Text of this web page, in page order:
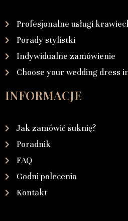
Profesjonalne usługi
Porady stylistki
Indywidualne zamówienie
Choose your wedding dress
INFORMACJE
Jak zamówić suknię?
Poradnik
FAQ
Godni polecenia
Kontakt